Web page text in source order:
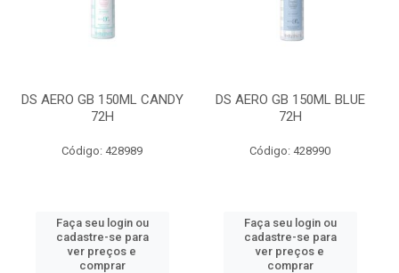
DS AERO GB 150ML CANDY
72H
Código: 428989
Faça seu login ou
cadastre-se para
ver preços e
comprar
DS AERO GB 150ML BLUE
72H
Código: 428990
Faça seu login ou
cadastre-se para
ver preços e
comprar